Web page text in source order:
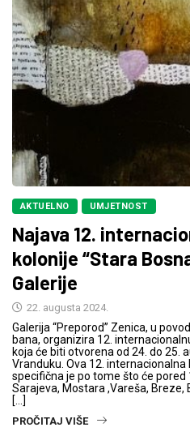
AKTUELNO UMJETNOST
Najava 12.
kolonije “Stara
Galerije
22. augusta 2024.
Galerija “Preporod” Zenica, u
bana, organizira 12.
koja će biti otvorena od 24. do 25.
Vranduku. Ova 12. internacionalna
specifična je po tome što će pored
Sarajeva, Mostara ,Vareša,
[…]
PROČITAJ VIŠE